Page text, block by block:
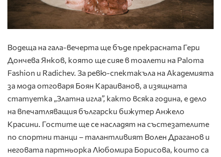
Водеща на гала-вечерта ще бъде прекрасната Гери
Дончева Янков, която ще сияе в тоалети на Paloma
Fashion и Radichev. За ревю-спектакъла на Академията
за мода отговаря Боян Караиванов, а изящната
статуетка „Златна игла”, както всяка година, е дело
на впечатляващия български бижутер Анжело
Красини. Гостите ще се насладят на състезателите
по спортни танци – талантливият Волен Драганов и
неговата партньорка Любомира Борисова, които са